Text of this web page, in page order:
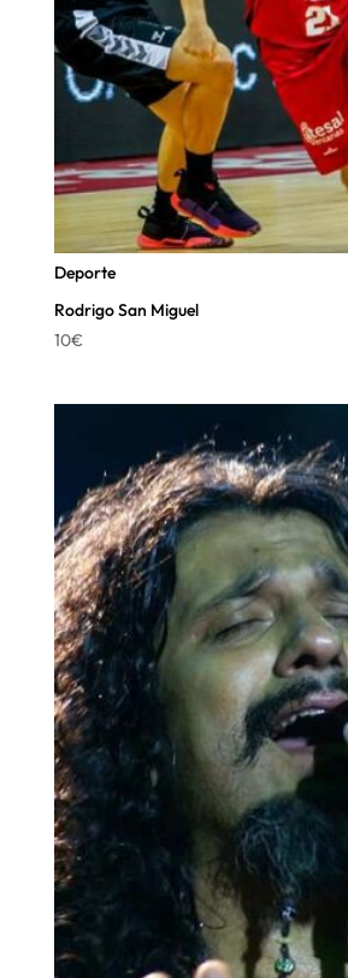
Deporte
Rodrigo San Miguel
10€